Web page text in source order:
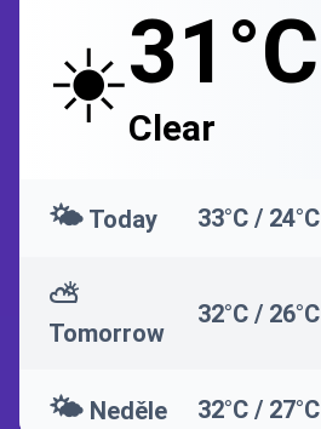
☀️31°C
Clear
🌤️ Today 33°C / 24°C
⛅
Tomorrow
32°C / 26°C
🌤️ Neděle 32°C / 27°C